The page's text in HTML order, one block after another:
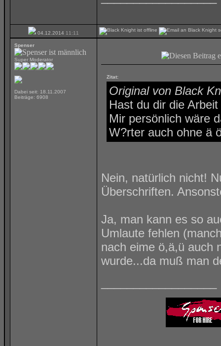
04.12.2014 11:11
Spenser
Super Moderator
Dabei seit: 18.11.2007
Beiträge: 6908
Zitat:
Original von Black
Hast du dir die
Mir persönlich wäre
W?rter auch ohne ä
Nein, natürlich nicht!
Überschriften.
Ja, man kann es so
Umlaute fehlen
nach eime ö,ä,ü auch
wurde...da muß man